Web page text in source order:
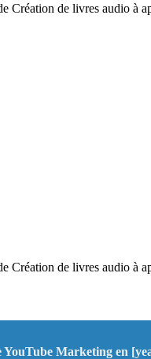
Création de livres audio à
Création de livres audio à
YouTube Marketing en